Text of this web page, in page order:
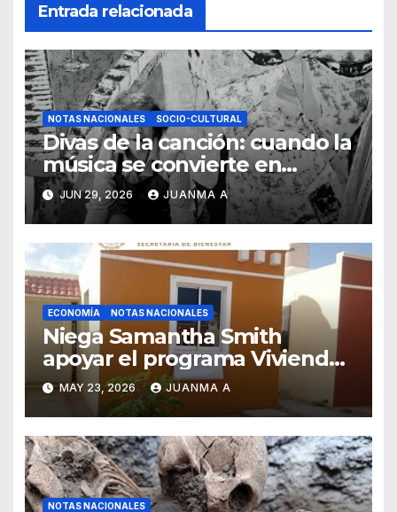
Entrada relacionada
NOTAS NACIONALES SOCIO-CULTURAL
Divas de la canción: cuando la
música se convierte en
pintura
JUN 29, 2026 JUANMA A
ECONOMÍA NOTAS NACIONALES
Niega Samantha Smith
apoyar el programa Vivienda
para el Bienestar
MAY 23, 2026 JUANMA A
NOTAS NACIONALES